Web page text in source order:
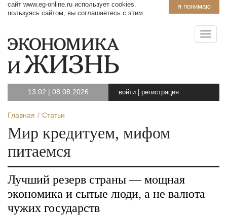
я понимаю
сайт www.eg-online.ru использует cookies.
пользуясь сайтом, вы соглашаетесь с этим.
13:02 | 08.08.2026 войти регистрация
Главная Статьи
Мир кредитуем, мифом
питаемся
Лучший резерв страны — мощная
экономика и сытые люди, а не валюта
чужих государств